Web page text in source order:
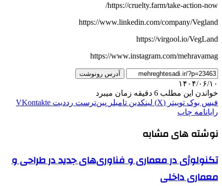
https://cruelty.farm/take-action-now/
https://www.linkedin.com/company/Vegland
https://virgool.io/VegLand
https://www.instagram.com/mehravamag
آدرس رونوشت
۱۴۰۴/۰۶/۱۰
خواندن این مطلب 6 دقیقه زمان میبرد
فیس بوک توییتر (X) لینکدین ‫تامبلر ‫پین‌ترست ‫رددیت ‫VKontakte
رایانامه چاپ
نوشته های مشابه
تکنولوژی در معماری و فناوری‌های جدید در طراحی و
معماری داخلی